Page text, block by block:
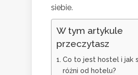
siebie.
W tym artykule
przeczytasz
Co to jest hostel i jak
różni od hotelu?